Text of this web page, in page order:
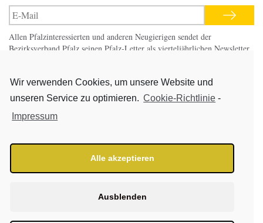
Wir verwenden Cookies, um unsere Website und
unseren Service zu optimieren. Cookie-Richtlinie -
Impressum
Alle akzeptieren
Ausblenden
Allen Pfalzinteressierten und anderen Neugierigen sendet der
Bezirksverband Pfalz seinen Pfalz-Letter als vierteljährlichen Newsletter
Pfalzbibliothek
Service
Fernleihe
Stellenportal des Bezirksverband
Startseite
Hilfe
Benutzungsordnung